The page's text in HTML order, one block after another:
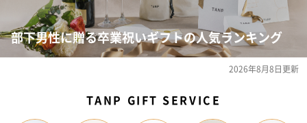
部下男性に贈る卒業祝いギフトの人気ランキング
2026年8月8日更新
TANP GIFT SERVICE